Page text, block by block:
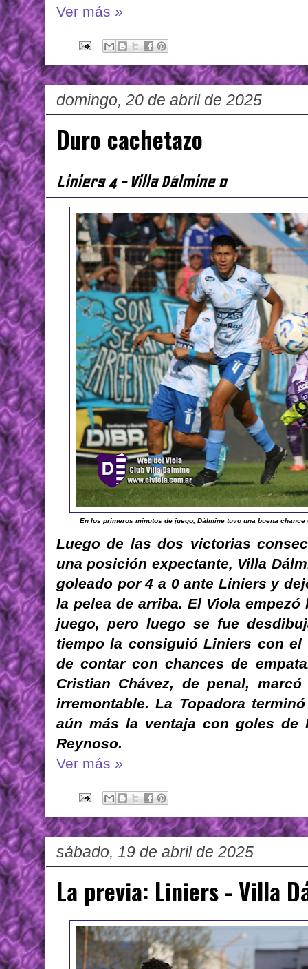
Ver más »
domingo, 20 de abril de 2025
Duro cachetazo
Liniers 4 - Villa Dálmine 0
En los primeros minutos de juego, Dálmine tuvo una buena
Luego de las dos victorias
una posición expectante, Villa
goleado por 4 a 0 ante Liniers y
la pelea de arriba. El Viola
juego, pero luego se fue
tiempo la consiguió Liniers con el
de contar con chances de
Cristian Chávez, de penal,
irremontable. La Topadora
aún más la ventaja con goles de
Reynoso.
Ver más »
sábado, 19 de abril de 2025
La previa: Liniers - Villa